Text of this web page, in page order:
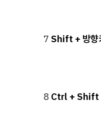
7 Shift + 방향
8 Ctrl +